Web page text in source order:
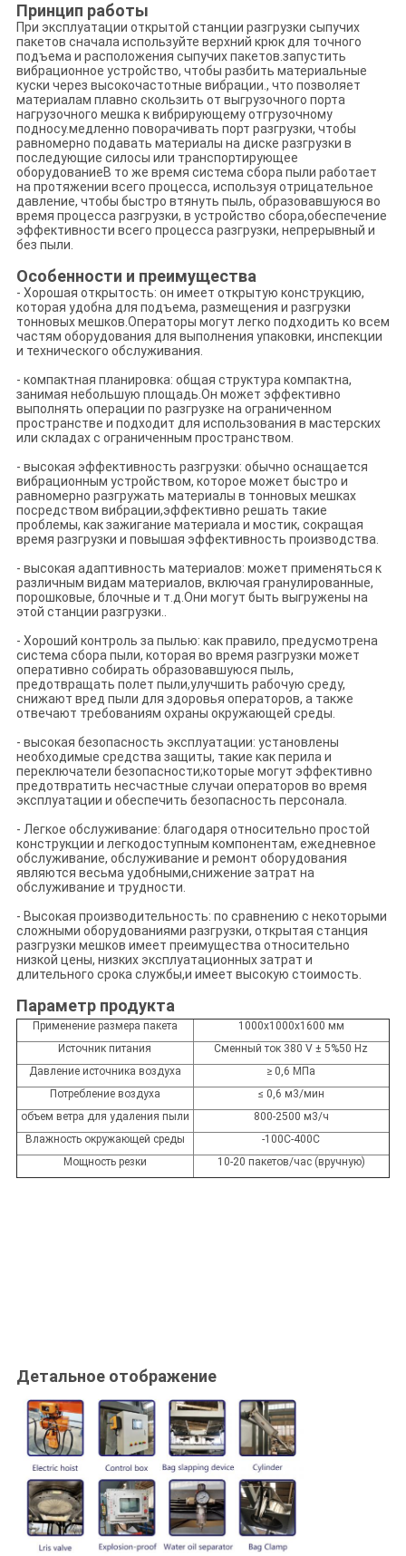
Принцип работы
При эксплуатации открытой станции разгрузки сыпучих
пакетов сначала используйте верхний крюк для точного
подъема и расположения сыпучих пакетов.запустить
вибрационное устройство, чтобы разбить материальные
куски через высокочастотные вибрации., что позволяет
материалам плавно скользить от выгрузочного порта
нагрузочного мешка к вибрирующему отгрузочному
подносу.медленно поворачивать порт разгрузки, чтобы
равномерно подавать материалы на диске разгрузки в
последующие силосы или транспортирующее
оборудованиеВ то же время система сбора пыли работает
на протяжении всего процесса, используя отрицательное
давление, чтобы быстро втянуть пыль, образовавшуюся во
время процесса разгрузки, в устройство сбора,обеспечение
эффективности всего процесса разгрузки, непрерывный и
без пыли.
Особенности и преимущества
- Хорошая открытость: он имеет открытую конструкцию,
которая удобна для подъема, размещения и разгрузки
тонновых мешков.Операторы могут легко подходить ко всем
частям оборудования для выполнения упаковки, инспекции
и технического обслуживания.
- компактная планировка: общая структура компактна,
занимая небольшую площадь.Он может эффективно
выполнять операции по разгрузке на ограниченном
пространстве и подходит для использования в мастерских
или складах с ограниченным пространством.
- высокая эффективность разгрузки: обычно оснащается
вибрационным устройством, которое может быстро и
равномерно разгружать материалы в тонновых мешках
посредством вибрации,эффективно решать такие
проблемы, как зажигание материала и мостик, сокращая
время разгрузки и повышая эффективность производства.
- высокая адаптивность материалов: может применяться к
различным видам материалов, включая гранулированные,
порошковые, блочные и т.д.Они могут быть выгружены на
этой станции разгрузки..
- Хороший контроль за пылью: как правило, предусмотрена
система сбора пыли, которая во время разгрузки может
оперативно собирать образовавшуюся пыль,
предотвращать полет пыли,улучшить рабочую среду,
снижают вред пыли для здоровья операторов, а также
отвечают требованиям охраны окружающей среды.
- высокая безопасность эксплуатации: установлены
необходимые средства защиты, такие как перила и
переключатели безопасности;которые могут эффективно
предотвратить несчастные случаи операторов во время
эксплуатации и обеспечить безопасность персонала.
- Легкое обслуживание: благодаря относительно простой
конструкции и легкодоступным компонентам, ежедневное
обслуживание, обслуживание и ремонт оборудования
являются весьма удобными,снижение затрат на
обслуживание и трудности.
- Высокая производительность: по сравнению с некоторыми
сложными оборудованиями разгрузки, открытая станция
разгрузки мешков имеет преимущества относительно
низкой цены, низких эксплуатационных затрат и
длительного срока службы,и имеет высокую стоимость.
Параметр продукта
Применение размера пакета
1000x1000x1600 мм
Источник питания
Сменный ток 380 V ± 5%50 Hz
Давление источника воздуха
≥ 0,6 МПа
Потребление воздуха
≤ 0,6 м3/мин
объем ветра для удаления пыли
800-2500 м3/ч
Влажность окружающей среды
-100C-400C
Мощность резки
10-20 пакетов/час (вручную)
Детальное отображение